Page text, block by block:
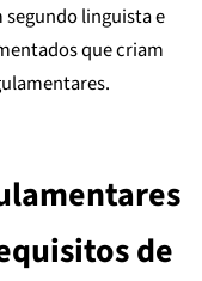
linguista e
que criam
de